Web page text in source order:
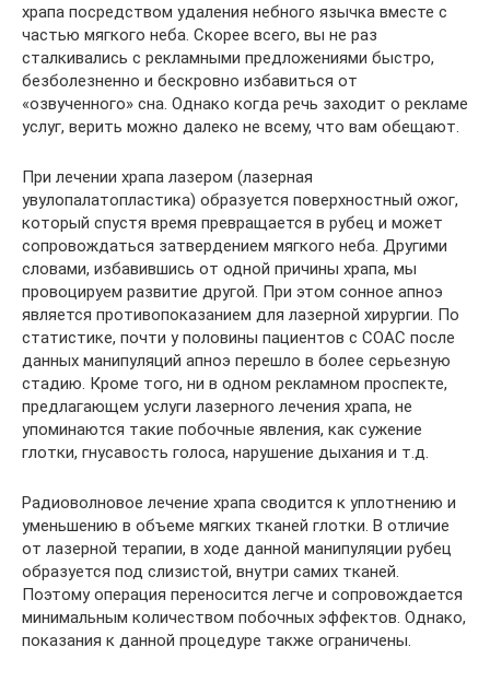
храпа посредством удаления небного язычка вместе с
частью мягкого неба. Скорее всего, вы не раз
сталкивались с рекламными предложениями быстро,
безболезненно и бескровно избавиться от
«озвученного» сна. Однако когда речь заходит о рекламе
услуг, верить можно далеко не всему, что вам обещают.
При лечении храпа лазером (лазерная
увулопалатопластика) образуется поверхностный ожог,
который спустя время превращается в рубец и может
сопровождаться затвердением мягкого неба. Другими
словами, избавившись от одной причины храпа, мы
провоцируем развитие другой. При этом сонное апноэ
является противопоказанием для лазерной хирургии. По
статистике, почти у половины пациентов с СОАС после
данных манипуляций апноэ перешло в более серьезную
стадию. Кроме того, ни в одном рекламном проспекте,
предлагающем услуги лазерного лечения храпа, не
упоминаются такие побочные явления, как сужение
глотки, гнусавость голоса, нарушение дыхания и т.д.
Радиоволновое лечение храпа сводится к уплотнению и
уменьшению в объеме мягких тканей глотки. В отличие
от лазерной терапии, в ходе данной манипуляции рубец
образуется под слизистой, внутри самих тканей.
Поэтому операция переносится легче и сопровождается
минимальным количеством побочных эффектов. Однако,
показания к данной процедуре также ограничены.